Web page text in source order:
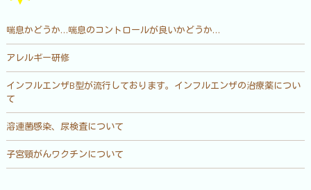
喘息かどうか…喘息のコントロールが良いかどうか…
アレルギー研修
インフルエンザB型が流行しております。インフルエンザの治療薬につい
て
溶連菌感染、尿検査について
子宮頸がんワクチンについて